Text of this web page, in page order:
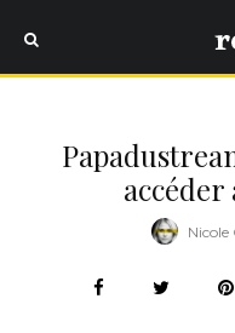
accéder
Nicole